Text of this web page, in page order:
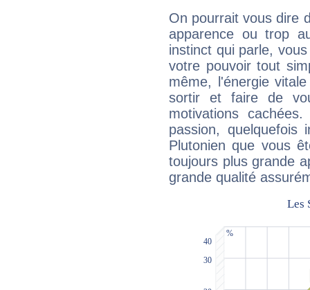
On pourrait vous dire
apparence ou trop
instinct qui parle,
votre pouvoir tout
même, l'énergie
sortir et faire de
motivations
passion, quelquefois
Plutonien que vous
toujours plus grande
grande qualité